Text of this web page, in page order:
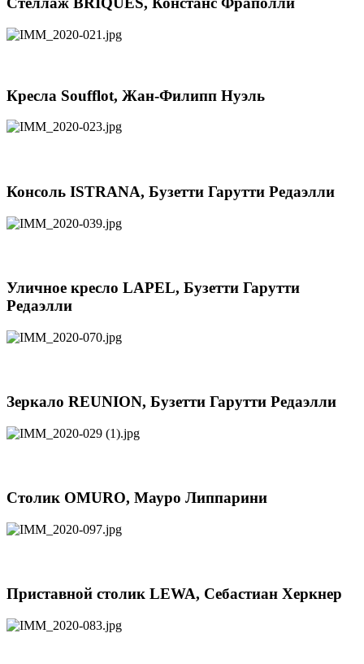
Кресла Soufflot, Жан-Филипп Нуэль
Консоль ISTRANA, Бузетти Гарутти Редаэлли
Уличное кресло LAPEL, Бузетти Гарутти
Редаэлли
Зеркало REUNION, Бузетти Гарутти Редаэлли
Столик OMURO, Мауро Липпарини
Приставной столик LEWA, Себастиан Херкнер